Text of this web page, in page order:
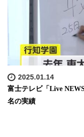
2025.01.14
富士テレビ「Live
名の実績